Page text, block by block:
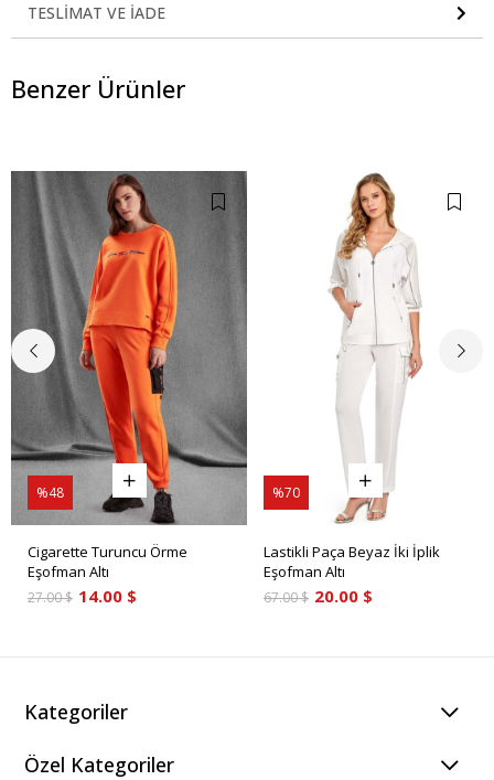
TESLIMAT VE İADE
Benzer Ürünler
Cigarette Turuncu Örme
Eşofman Altı
14.00 $
27.00 $
%48
Lastikli Paça Beyaz İki İplik
Eşofman Altı
20.00 $
67.00 $
%70
Kategoriler
Özel Kategoriler